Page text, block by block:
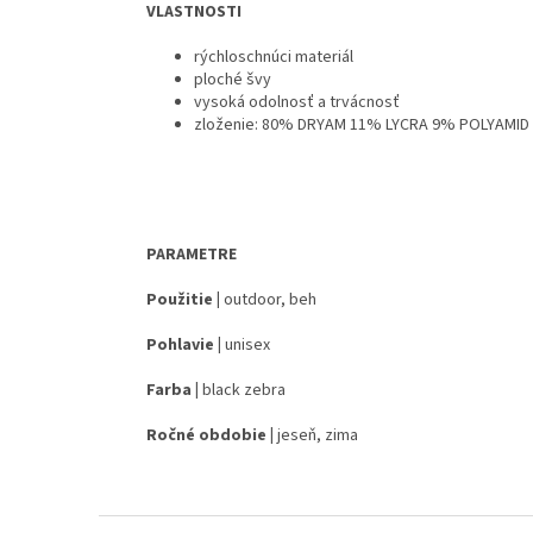
VLASTNOSTI
rýchloschnúci materiál
ploché švy
vysoká odolnosť a trvácnosť
zloženie: 80% DRYAM 11% LYCRA 9% POLYAMID
PARAMETRE
Použitie | outdoor, beh
Pohlavie | unisex
Farba | black zebra
Ročné obdobie | jeseň, zima